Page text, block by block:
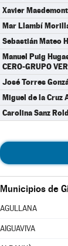
Xavier
Mar Llambí
Sebastián Mateo
Manuel Puig
CERO-GRUPO
José Torres
Miguel de la Cruz
Carolina Sanz
Municipios de
AGULLANA
AIGUAVIVA